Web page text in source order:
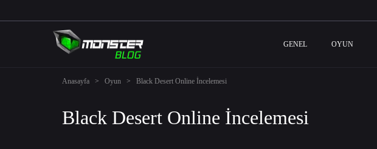
GENEL OYUN
Anasayfa > Oyun > Black Desert Online İncelemesi
Black Desert Online İncelemesi